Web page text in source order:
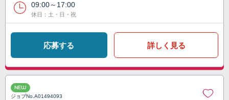
09:00～17:00
休日：土・日・祝
応募する 詳しく見る
NEW
ジョブNo.A01494093